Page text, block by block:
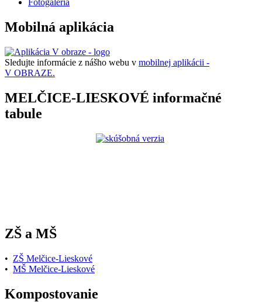
Fotogaleria
Mobilná aplikácia
Sledujte informácie z nášho webu v mobilnej aplikácii -
V OBRAZE.
MELČICE-LIESKOVÉ informačné
tabule
ZŠ a MŠ
• ZŠ Melčice-Lieskové
• MŠ Melčice-Lieskové
Kompostovanie